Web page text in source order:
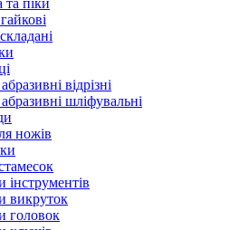
та піки
відрізні
шліфувальні
ножів
інструментів
викруток
головок